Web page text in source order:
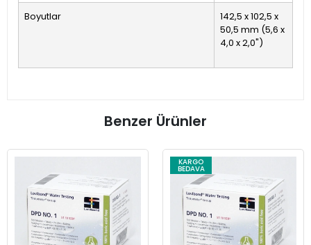
Boyutlar
142,5 x 102,5 x
50,5 mm (5,6 x
4,0 x 2,0")
Benzer Ürünler
KARGO
BEDAVA